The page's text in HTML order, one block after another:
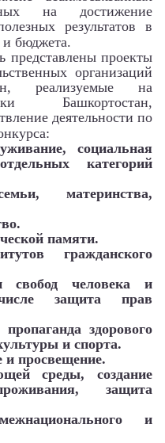
на достижение
результатов в
и бюджета.
представлены проекты
организаций
реализуемые на
Башкортостан,
деятельности по
социальная
категорий
материнства,
памяти.
гражданского
человека и
защита прав
здорового
и спорта.
и просвещение.
среды, создание
защита
и